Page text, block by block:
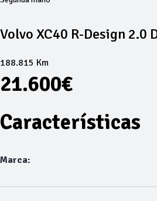
Volvo XC40 R-Design 2.0
188.815 Km
21.600€
Características
Marca: